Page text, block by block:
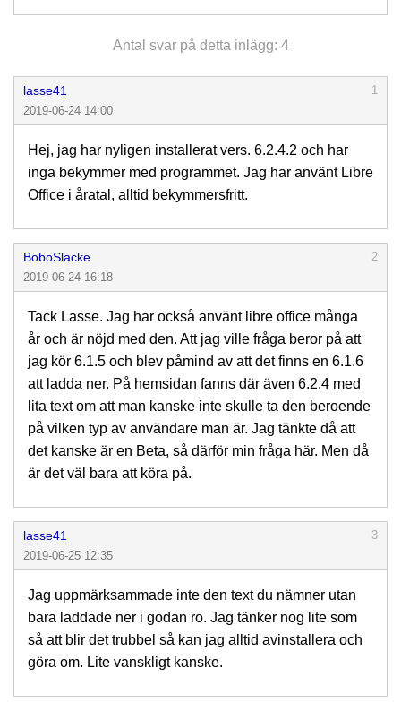
Antal svar på detta inlägg: 4
lasse41
1
2019-06-24 14:00
Hej, jag har nyligen installerat vers. 6.2.4.2 och har
inga bekymmer med programmet. Jag har använt Libre
Office i åratal, alltid bekymmersfritt.
BoboSlacke
2
2019-06-24 16:18
Tack Lasse. Jag har också använt libre office många
år och är nöjd med den. Att jag ville fråga beror på att
jag kör 6.1.5 och blev påmind av att det finns en 6.1.6
att ladda ner. På hemsidan fanns där även 6.2.4 med
lita text om att man kanske inte skulle ta den beroende
på vilken typ av användare man är. Jag tänkte då att
det kanske är en Beta, så därför min fråga här. Men då
är det väl bara att köra på.
lasse41
3
2019-06-25 12:35
Jag uppmärksammade inte den text du nämner utan
bara laddade ner i godan ro. Jag tänker nog lite som
så att blir det trubbel så kan jag alltid avinstallera och
göra om. Lite vanskligt kanske.